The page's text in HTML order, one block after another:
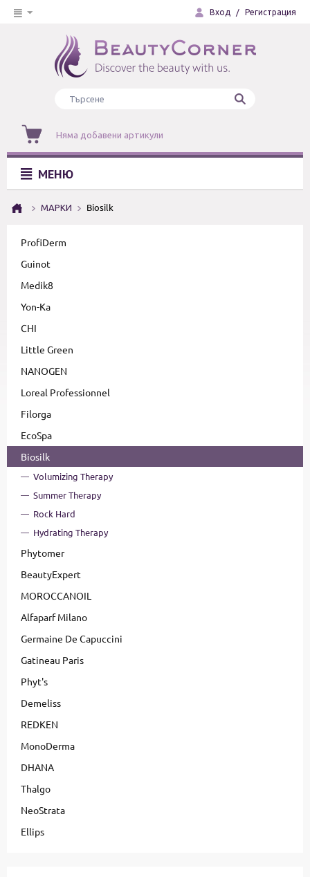
Вход / Регистрация
Няма добавени артикули
МЕНЮ
МАРКИ Biosilk
ProfiDerm
Guinot
Medik8
Yon-Ka
CHI
Little Green
NANOGEN
Loreal Professionnel
Filorga
EcoSpa
Biosilk
Volumizing Therapy
Summer Therapy
Rock Hard
Hydrating Therapy
Phytomer
BeautyExpert
MOROCCANOIL
Alfaparf Milano
Germaine De Capuccini
Gatineau Paris
Phyt's
Demeliss
REDKEN
MonoDerma
DHANA
Thalgo
NeoStrata
Ellips